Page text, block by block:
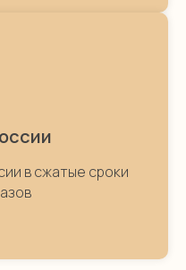
в сжатые сроки